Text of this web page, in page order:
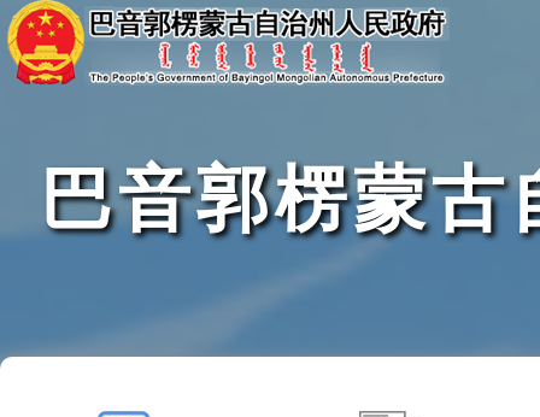
巴音郭楞蒙